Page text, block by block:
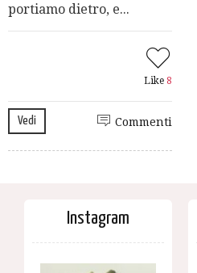
portiamo dietro, e...
Like 8
Vedi Commenti
Instagram